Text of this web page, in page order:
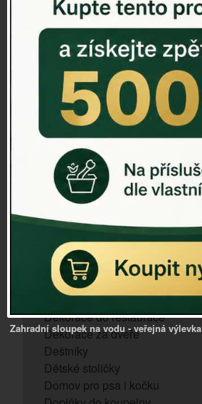
DEKORACE NA HROB
RETRO KONZOLE
Domovní čísla - litina
DEKORACE NA ZEĎ
ZVONKOHRA
ZVONY A ZVONKY
PTAČÍ KRMÍTKA
SLUNEČNÍ HODINY
Dózy na brambory a zeleninu
VÝPRODEJ - poslední kusy
Andělé, něžné sošky
Aroma lampy
Buddha soška
BUDKY PRO SÝKORKY
Budky pro vrabce
Bytový textil
Dárky pro muže
Dekorace do bytu
Dekorace do restaurace
Dekorace za dveře
Deštníky
Dětské stoličky
Domov pro psa i kočku
Zahradní sloupek na vodu - veřejná výlevka